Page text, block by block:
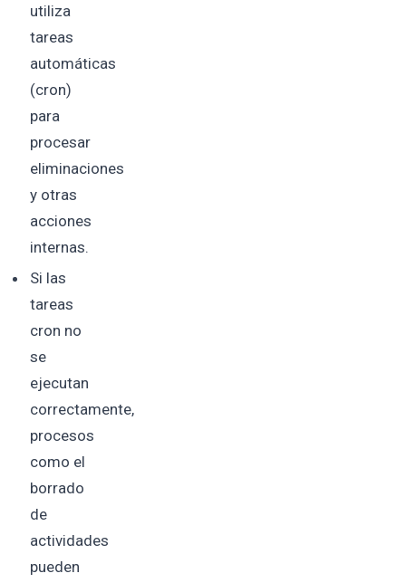
utiliza
tareas
automáticas
(cron)
para
procesar
eliminaciones
y otras
acciones
internas.
Si las
tareas
cron no
se
ejecutan
correctamente,
procesos
como el
borrado
de
actividades
pueden